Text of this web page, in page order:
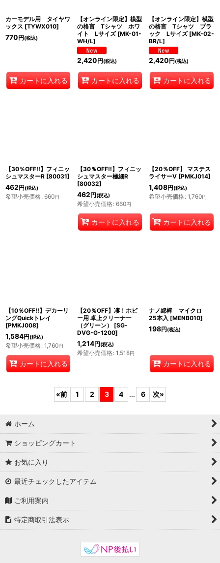
カーモデル用 タイヤワ
ックス [TYWX010]
770 円 (税込)
カートに入れる
【オンライン限定】模型
の格言 Tシャツ ホワ
イト Lサイズ [MK-01-
WH/L]
2,420 円 (税込)
カートに入れる
【オンライン限定】模型
の格言 Tシャツ ブラ
ック Lサイズ [MK-02-
BR/L]
2,420 円 (税込)
カートに入れる
【30％OFF!!】フィニッ
シュマスターR [80031]
462 円 (税込)
希望小売価格: 660円
【30％OFF!!】フィニッ
シュマスター極細R
[80032]
462 円 (税込)
希望小売価格: 660円
カートに入れる
【20％OFF】 マステス
ライサーV [PMKJ014]
1,408円 (税込)
希望小売価格: 1,760円
カートに入れる
【10％OFF!!】デカーリ
ングQuickトレイ
[PMKJ008]
1,584円 (税込)
希望小売価格: 1,760円
カートに入れる
【20％OFF】凄！ホビ
ー用 卓上クリーナー
（グリーン）
[SG-
DVG-G-1200]
1,214円 (税込)
希望小売価格: 1,518円
ナノ綿棒 マイクロ
25本入 [MENB010]
198円 (税込)
カートに入れる
«前 1 2 3 4 ... 6 次»
ホーム
ショッピングカート
お気に入り
最近チェックしたアイテム
ご利用案内
特定商取引法表示